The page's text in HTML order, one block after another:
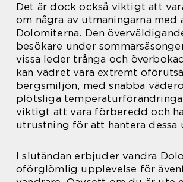
Det är dock också viktigt att
om några av utmaningarna med
Dolomiterna. Den
besökare under
vissa leder trånga och
kan vädret vara extremt
bergsmiljön, med snabba
plötsliga
viktigt att vara förberedd och
utrustning för att hantera dessa
I slutändan erbjuder vandra
oförglömlig upplevelse för